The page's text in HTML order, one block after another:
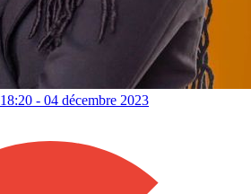
18:20 - 04 décembre 2023